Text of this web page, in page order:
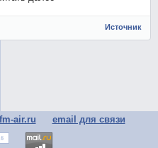
Источник
fm-air.ru email для связи